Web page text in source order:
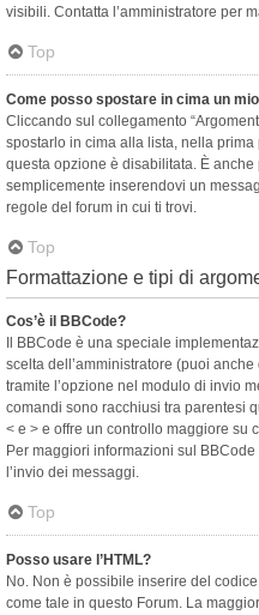
visibili. Contatta l’amministratore per
Top
Come posso spostare in cima un
Cliccando sul collegamento
spostarlo in cima alla lista, nella
questa opzione è disabilitata. È
semplicemente inserendovi un
regole del forum in cui ti trovi.
Top
Formattazione e tipi di
Cos’è il BBCode?
Il BBCode è una speciale
scelta dell’amministratore (puoi
tramite l’opzione nel modulo di invio
comandi sono racchiusi tra parentesi
< e > e offre un controllo maggiore su
Per maggiori informazioni sul
l’invio dei messaggi.
Top
Posso usare l’HTML?
No. Non è possibile inserire del
come tale in questo Forum. La